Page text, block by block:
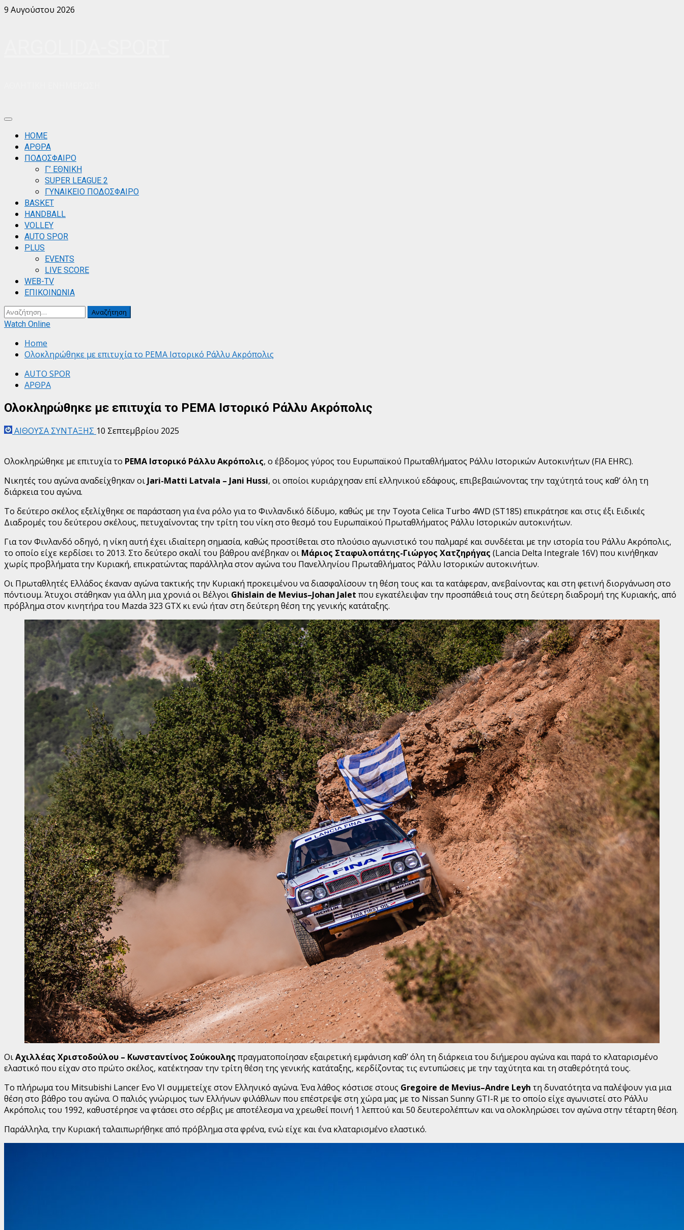
Skip
9 Αυγούστου 2026
Primary
MenuΗΟΜΕ
ΑΡΘΡΑ
ΠΟΔΟΣΦΑΙΡΟ
Γ’ ΕΘΝΙΚΗ
SUPER LEAGUE 2
ΓΥΝΑΙΚΕΙΟ ΠΟΔΟΣΦΑΙΡΟ
BASKET
HANDBALL
VOLLEY
AUTO SPOR
PLUS
EVENTS
LIVE SCORE
WEB-TV
ΕΠΙΚΟΙΝΩΝΙΑ
Αναζήτηση
για:
Watch Online
Home
Ολοκληρώθηκε με επιτυχία το PEMA Ιστορικό Ράλλυ Ακρόπολις
AUTO SPOR
ΑΡΘΡΑ
Ολοκληρώθηκε με επιτυχία το PEMA Ιστορικό Ράλλυ Ακρόπολις
ΑΙΘΟΥΣΑ ΣΥΝΤΑΞΗΣ 10 Σεπτεμβρίου 2025
Ολοκληρώθηκε με επιτυχία το PEMA Ιστορικό Ράλλυ Ακρόπολις, ο έβδομος γύρος του Ευρωπαϊκού Πρωταθλήματος Ράλλυ Ιστορικών Αυτοκινήτων (FIA EHRC).
Νικητές του αγώνα αναδείχθηκαν οι Jari-Matti Latvala – Jani Hussi, οι οποίοι κυριάρχησαν επί ελληνικού εδάφους, επιβεβαιώνοντας την ταχύτητά τους καθ’ όλη τη
διάρκεια του αγώνα.
Το δεύτερο σκέλος εξελίχθηκε σε παράσταση για ένα ρόλο για το Φινλανδικό δίδυμο, καθώς με την Toyota Celica Turbo 4WD (ST185) επικράτησε και στις έξι Ειδικές
Διαδρομές του δεύτερου σκέλους, πετυχαίνοντας την τρίτη του νίκη στο θεσμό του Ευρωπαϊκού Πρωταθλήματος Ράλλυ Ιστορικών αυτοκινήτων.
Για τον Φινλανδό οδηγό, η νίκη αυτή έχει ιδιαίτερη σημασία, καθώς προστίθεται στο πλούσιο αγωνιστικό του παλμαρέ και συνδέεται με την ιστορία του Ράλλυ Ακρόπολις,
το οποίο είχε κερδίσει το 2013. Στο δεύτερο σκαλί του βάθρου ανέβηκαν οι Μάριος Σταφυλοπάτης-Γιώργος Χατζηρήγας (Lancia Delta Integrale 16V) που κινήθηκαν
χωρίς προβλήματα την Κυριακή, επικρατώντας παράλληλα στον αγώνα του Πανελληνίου Πρωταθλήματος Ράλλυ Ιστορικών αυτοκινήτων.
Οι Πρωταθλητές Ελλάδος έκαναν αγώνα τακτικής την Κυριακή προκειμένου να διασφαλίσουν τη θέση τους και τα κατάφεραν, ανεβαίνοντας και στη φετινή διοργάνωση στο
πόντιουμ. Άτυχοι στάθηκαν για άλλη μια χρονιά οι Βέλγοι Ghislain de Mevius–Johan Jalet που εγκατέλειψαν την προσπάθειά τους στη δεύτερη διαδρομή της Κυριακής, από
πρόβλημα στον κινητήρα του Mazda 323 GTX κι ενώ ήταν στη δεύτερη θέση της γενικής κατάταξης.
ΟιΑχιλλέας Χριστοδούλου – Κωνσταντίνος Σούκουλης πραγματοποίησαν εξαιρετική εμφάνιση καθ’ όλη τη διάρκεια του διήμερου αγώνα και παρά το κλαταρισμένο
ελαστικό που είχαν στο πρώτο σκέλος, κατέκτησαν την τρίτη θέση της γενικής κατάταξης, κερδίζοντας τις εντυπώσεις με την ταχύτητα και τη σταθερότητά τους.
Το πλήρωμα του Mitsubishi Lancer Evo VI συμμετείχε στον Ελληνικό αγώνα. Ένα λάθος κόστισε στους Gregoire de Mevius–Andre Leyh τη δυνατότητα να παλέψουν για μια
θέση στο βάθρο του αγώνα. Ο παλιός γνώριμος των Ελλήνων φιλάθλων που επέστρεψε στη χώρα μας με το Nissan Sunny GTI-R με το οποίο είχε αγωνιστεί στο Ράλλυ
Ακρόπολις του 1992, καθυστέρησε να φτάσει στο σέρβις με αποτέλεσμα να χρεωθεί ποινή 1 λεπτού και 50 δευτερολέπτων και να ολοκληρώσει τον αγώνα στην τέταρτη θέση.
Παράλληλα, την Κυριακή ταλαιπωρήθηκε από πρόβλημα στα φρένα, ενώ είχε και ένα κλαταρισμένο ελαστικό.